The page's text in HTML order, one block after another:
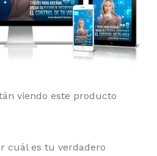
viendo este producto
cuál es tu verdadero